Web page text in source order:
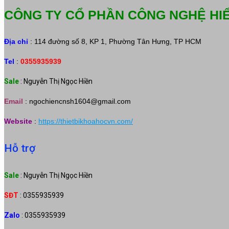
CÔNG TY CỔ PHẦN CÔNG NGHỆ
Địa chỉ : 114 đường số 8, KP 1, Phường Tân Hưng, TP HCM
Tel : 0355935939
Sale : Nguyễn Thị Ngọc Hiền
Email : ngochiencnsh1604@gmail.com
Website : https://thietbikhoahocvn.com/
Hỗ trợ
Sale : Nguyễn Thị Ngọc Hiền
SĐT : 0355935939
Zalo : 0355935939